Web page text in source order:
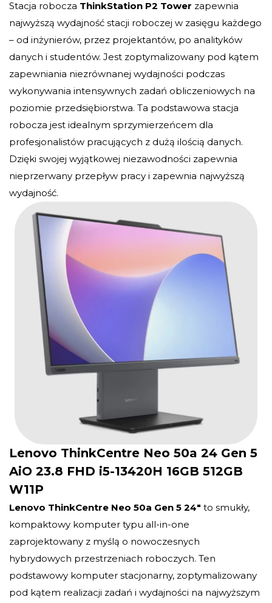
Stacja robocza ThinkStation P2 Tower zapewnia
najwyższą wydajność stacji roboczej w zasięgu każdego
– od inżynierów, przez projektantów, po analityków
danych i studentów. Jest zoptymalizowany pod kątem
zapewniania niezrównanej wydajności podczas
wykonywania intensywnych zadań obliczeniowych na
poziomie przedsiębiorstwa. Ta podstawowa stacja
robocza jest idealnym sprzymierzeńcem dla
profesjonalistów pracujących z dużą ilością danych.
Dzięki swojej wyjątkowej niezawodności zapewnia
nieprzerwany przepływ pracy i zapewnia najwyższą
wydajność.
Lenovo ThinkCentre Neo 50a 24 Gen 5
AiO 23.8 FHD i5-13420H 16GB 512GB
W11P
Lenovo ThinkCentre Neo 50a Gen 5 24″ to smukły,
kompaktowy komputer typu all-in-one
zaprojektowany z myślą o nowoczesnych
hybrydowych przestrzeniach roboczych. Ten
podstawowy komputer stacjonarny, zoptymalizowany
pod kątem realizacji zadań i wydajności na najwyższym